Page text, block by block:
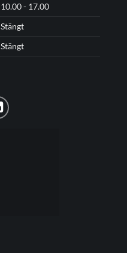
10.00 - 17.00
Stängt
Stängt